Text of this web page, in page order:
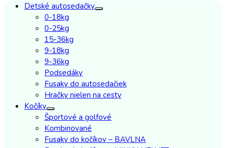
Detské autosedačky
0-18kg
0-25kg
15-36kg
9-18kg
9-36kg
Podsedáky
Fusaky do autosedačiek
Hračky nielen na cesty
Kočíky
Športové a golfové
Kombinované
Fusaky do kočíkov – BAVLNA